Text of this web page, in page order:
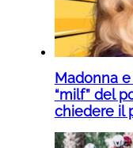
Madonna
“milf” del
chiedere il